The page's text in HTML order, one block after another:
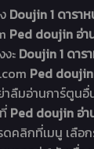
Doujin 1 ดารา
Ped doujin อ่า
งะ Doujin 1 ดาร
Ped
าลืมอ่านการ์ตูน
Ped doujin อ่
ดคลิกที่เมนู เลือ